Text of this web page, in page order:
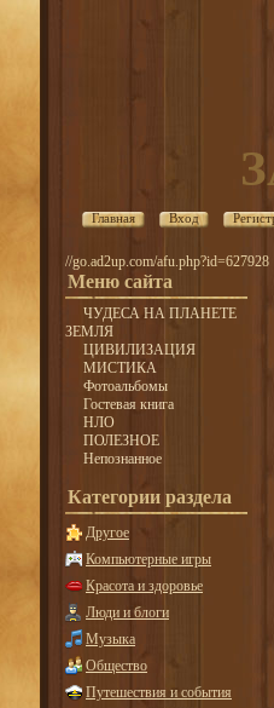
Главная Вход
//go.ad2up.com/afu.php?id=627928
Меню сайта
ЧУДЕСА НА ПЛАНЕТЕ
ЗЕМЛЯ
ЦИВИЛИЗАЦИЯ
МИСТИКА
Фотоальбомы
Гостевая книга
НЛО
ПОЛЕЗНОЕ
Непознанное
Категории раздела
Другое
Компьютерные игры
Красота и здоровье
Люди и блоги
Музыка
Общество
Путешествия и события